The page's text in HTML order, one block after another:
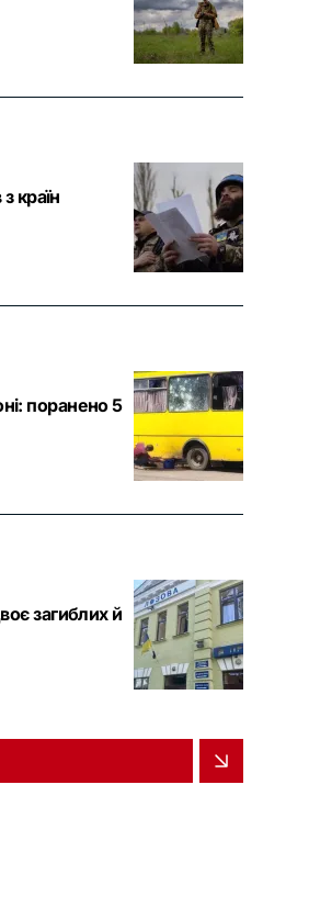
країн
поранено 5
загиблих й